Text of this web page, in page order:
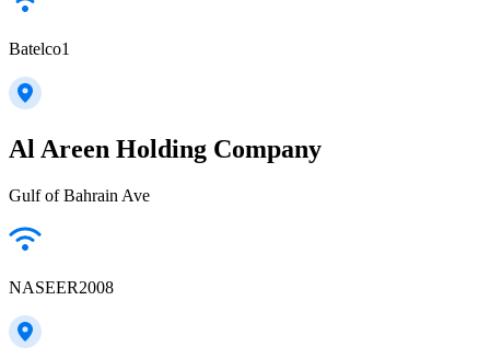
Batelco1
Al Areen Holding Company
Gulf of Bahrain Ave
NASEER2008